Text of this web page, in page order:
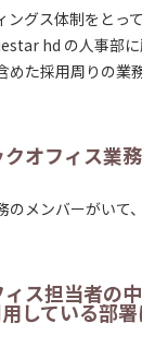
ングス体制をとっ
hd の人事部に
めた採用周りの業
オフィス業
のメンバーがいて
ス担当者の
している部署